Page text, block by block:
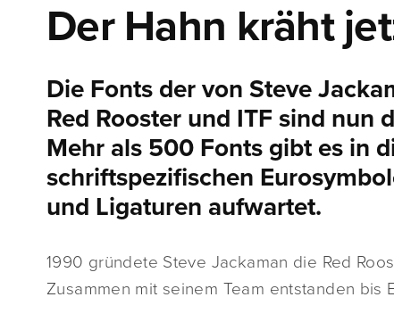
Der Hahn kräht
Die Fonts der von Steve
Red Rooster und ITF sind nun
Mehr als 500 Fonts gibt es in
schriftspezifischen
und Ligaturen aufwartet.
1990 gründete Steve Jackaman die Red
Zusammen mit seinem Team entstanden